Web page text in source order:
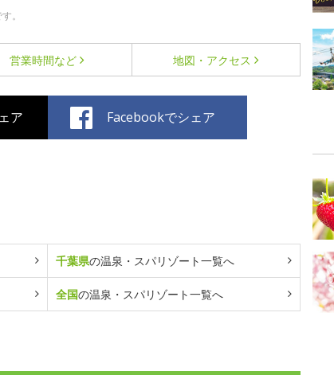
。
営業時間など 地図・アクセス
ア Facebookでシェア
千葉県の温泉・スパリゾート一覧へ
全国の温泉・スパリゾート一覧へ